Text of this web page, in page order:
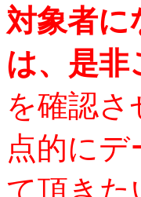
対象者に
は、是非
を確認
点的に